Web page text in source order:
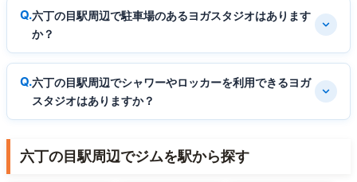
六丁の目駅周辺で駐車場のあるヨガスタジオはあります
か？
六丁の目駅周辺でシャワーやロッカーを利用できるヨガ
スタジオはありますか？
六丁の目駅周辺でジムを駅から探す